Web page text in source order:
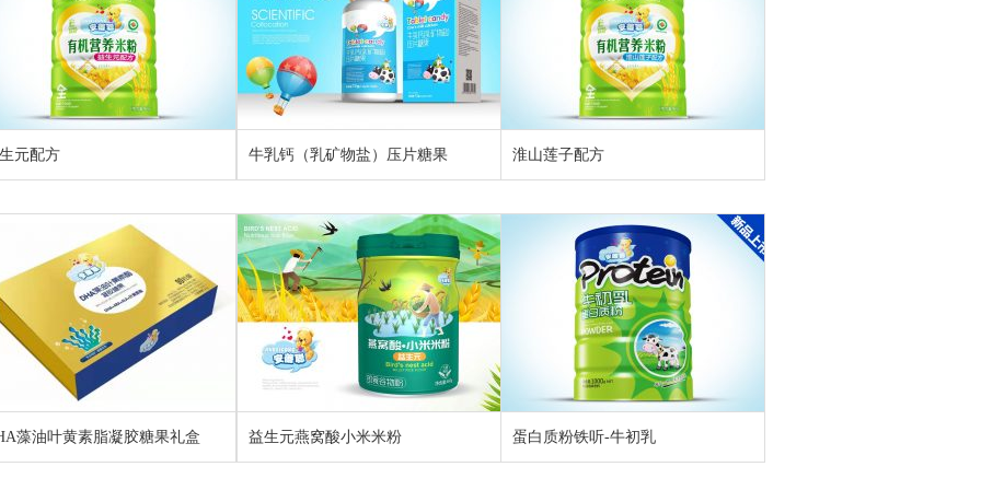
元配方 牛乳钙（乳矿物盐）压片糖果 淮山莲子配方
藻油叶黄素脂凝胶糖果礼盒 益生元燕窝酸小米米粉 蛋白质粉铁听-牛初乳